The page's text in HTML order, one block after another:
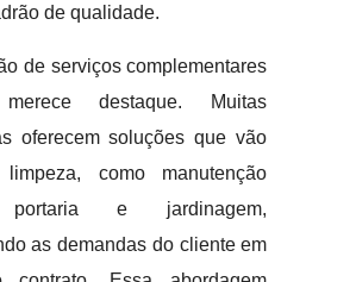
de qualidade.
de serviços complementares
destaque. Muitas
oferecem soluções que vão
como manutenção
portaria e jardinagem,
as demandas do cliente em